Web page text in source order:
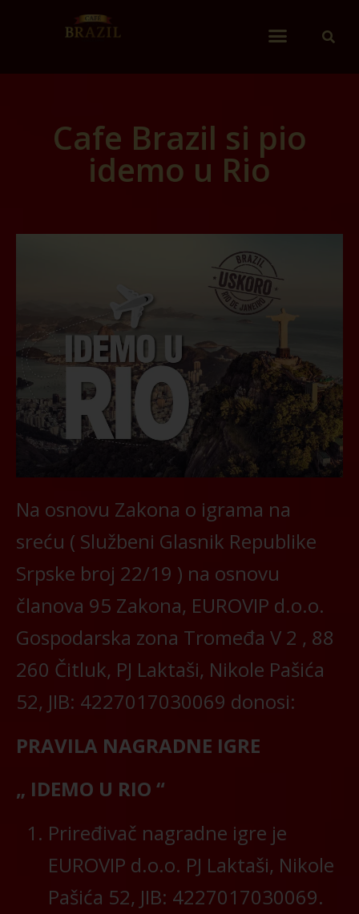
Cafe Brazil si pio
idemo u Rio
Na osnovu Zakona o igrama na
sreću ( Službeni Glasnik Republike
Srpske broj 22/19 ) na osnovu
članova 95 Zakona, EUROVIP d.o.o.
Gospodarska zona Tromeđa V 2 , 88
260 Čitluk, PJ Laktaši, Nikole Pašića
52, JIB: 4227017030069 donosi:
PRAVILA NAGRADNE IGRE
„ IDEMO U RIO “
Priređivač nagradne igre je
EUROVIP d.o.o. PJ Laktaši, Nikole
Pašića 52, JIB: 4227017030069.